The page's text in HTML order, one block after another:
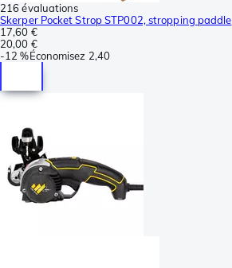
216 évaluations
Skerper Pocket Strop STP002, stropping paddle
17,60 €
20,00 €
-12 %Économisez 2,40